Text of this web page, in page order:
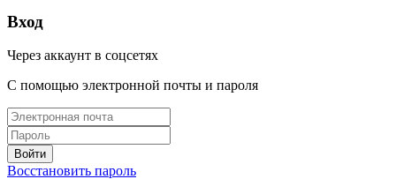
Вход
Через аккаунт в соцсетях
С помощью электронной почты и пароля
Восстановить пароль